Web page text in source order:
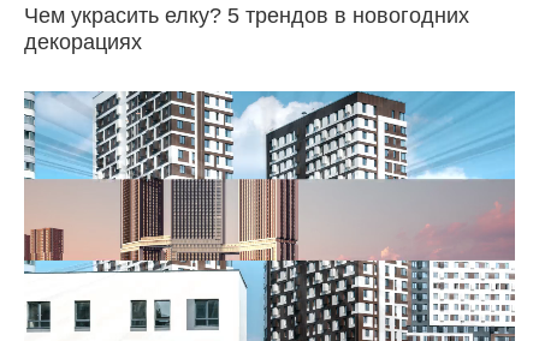
Чем украсить елку? 5 трендов в новогодних
декорациях